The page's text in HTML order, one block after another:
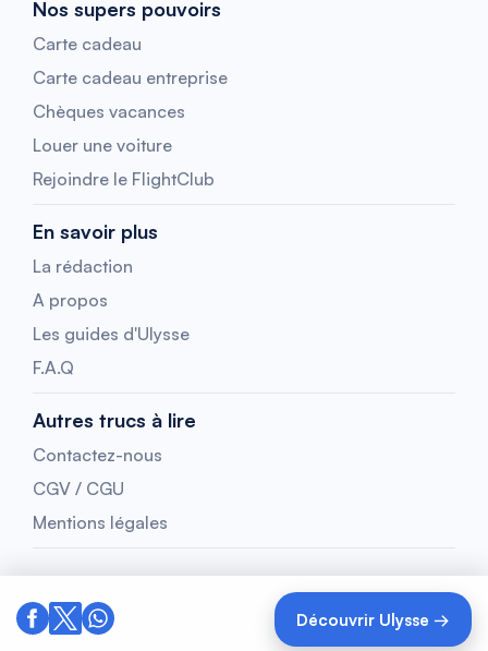
Découvrir Ulysse →
Nos supers pouvoirs
Carte cadeau
Carte cadeau entreprise
Chèques vacances
Louer une voiture
Rejoindre le FlightClub
En savoir plus
La rédaction
A propos
Les guides d'Ulysse
F.A.Q
Autres trucs à lire
Contactez-nous
CGV / CGU
Mentions légales